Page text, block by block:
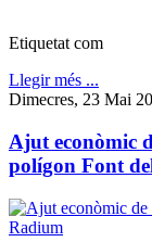
Etiquetat com
Llegir més ...
Dimecres, 23 Mai
Ajut econòmic
polígon Font